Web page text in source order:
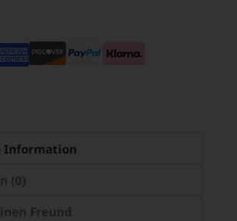
Information
(0)
Freund